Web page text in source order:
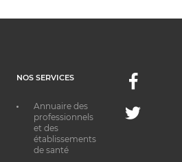
NOS SERVICES
Annuaire des
professionnels
et des
établissements
de santé
Facebook
Twitter